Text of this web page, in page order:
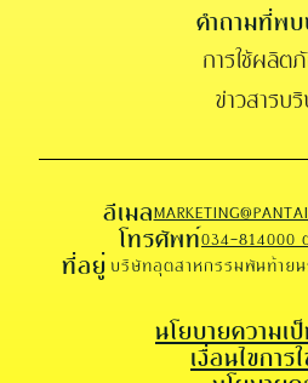
คำถามที่พ
การใช้ผลิ
ข่าวสารบ
นโยบายความเ
เงื่อนไขการ
อีเมล
โทรศัพท์034-814000
ที่อยู่ บริษัทอุตสาหกรรมพันท้าย